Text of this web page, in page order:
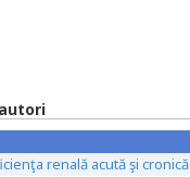
renală acută şi cronică